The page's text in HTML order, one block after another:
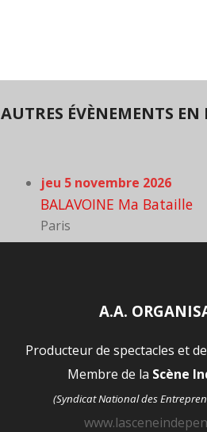
AUTRES ÉVÈNEMENTS
jeu 5 novembre 2026
BALAVOINE Ma Bataille
Paris
A.A.
Producteur de spectacles et
Membre de la Scène
(Syndicat National des